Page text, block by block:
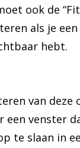
ook de
als je
hebt.
van deze
een venster
te slaan in